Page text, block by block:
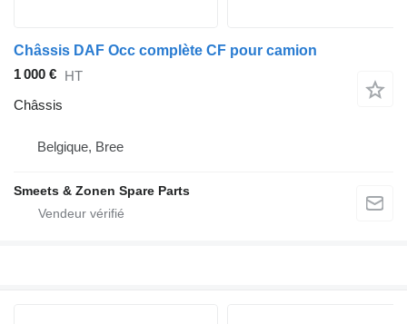
Châssis DAF Occ complète CF pour camion
1 000 € HT
Châssis
Belgique, Bree
Smeets & Zonen Spare Parts